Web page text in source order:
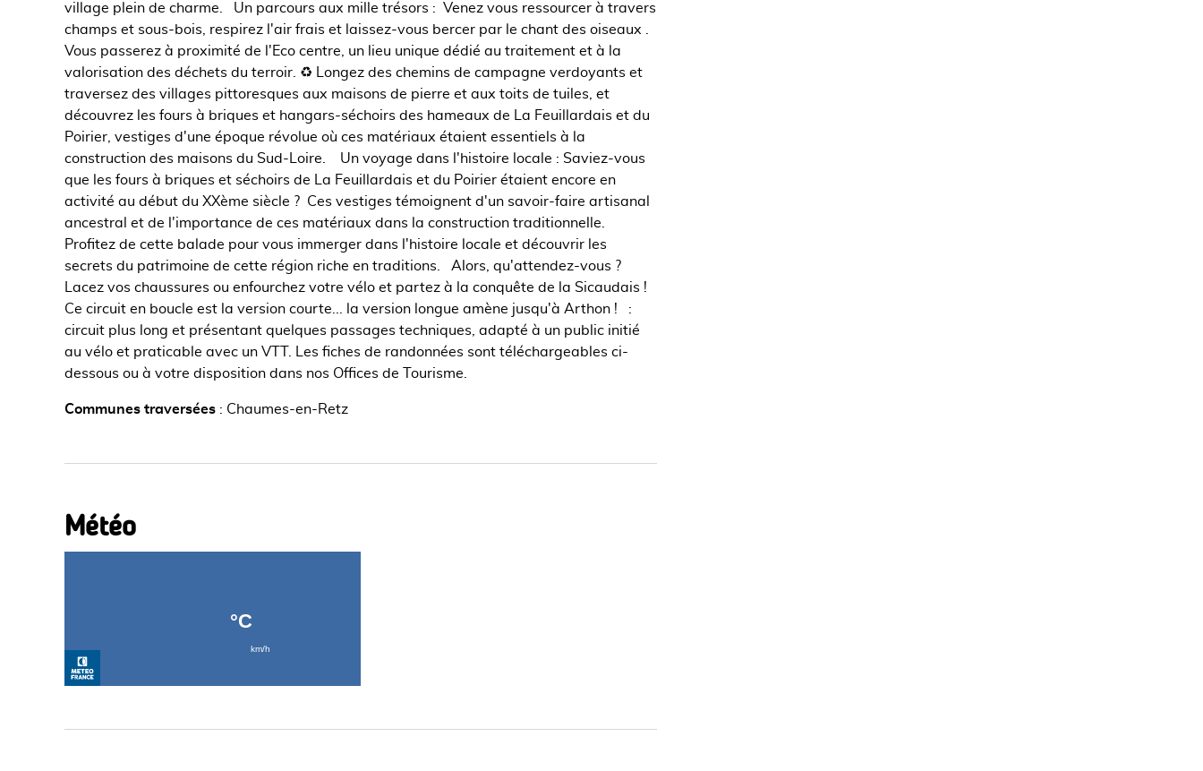
village plein de charme. ‍ Un parcours aux mille trésors : Venez vous ressourcer à travers
champs et sous-bois, respirez l'air frais et laissez-vous bercer par le chant des oiseaux .
Vous passerez à proximité de l'Eco centre, un lieu unique dédié au traitement et à la
valorisation des déchets du terroir. ♻️ Longez des chemins de campagne verdoyants et
traversez des villages pittoresques aux maisons de pierre et aux toits de tuiles, et
découvrez les fours à briques et hangars-séchoirs des hameaux de La Feuillardais et du
Poirier, vestiges d'une époque révolue où ces matériaux étaient essentiels à la
construction des maisons du Sud-Loire. Un voyage dans l'histoire locale : Saviez-vous
que les fours à briques et séchoirs de La Feuillardais et du Poirier étaient encore en
activité au début du XXème siècle ? ️ Ces vestiges témoignent d'un savoir-faire artisanal
ancestral et de l'importance de ces matériaux dans la construction traditionnelle.
Profitez de cette balade pour vous immerger dans l'histoire locale et découvrir les
secrets du patrimoine de cette région riche en traditions. Alors, qu'attendez-vous ?
Lacez vos chaussures ou enfourchez votre vélo et partez à la conquête de la Sicaudais !
Ce circuit en boucle est la version courte... la version longue amène jusqu'à Arthon ! :
circuit plus long et présentant quelques passages techniques, adapté à un public initié
au vélo et praticable avec un VTT. Les fiches de randonnées sont téléchargeables ci-
dessous ou à votre disposition dans nos Offices de Tourisme.
Communes traversées : Chaumes-en-Retz
Météo